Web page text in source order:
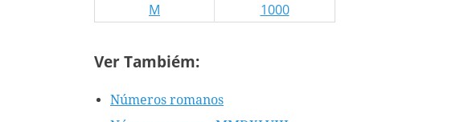
M
1000
Ver Tambiém:
Números romanos